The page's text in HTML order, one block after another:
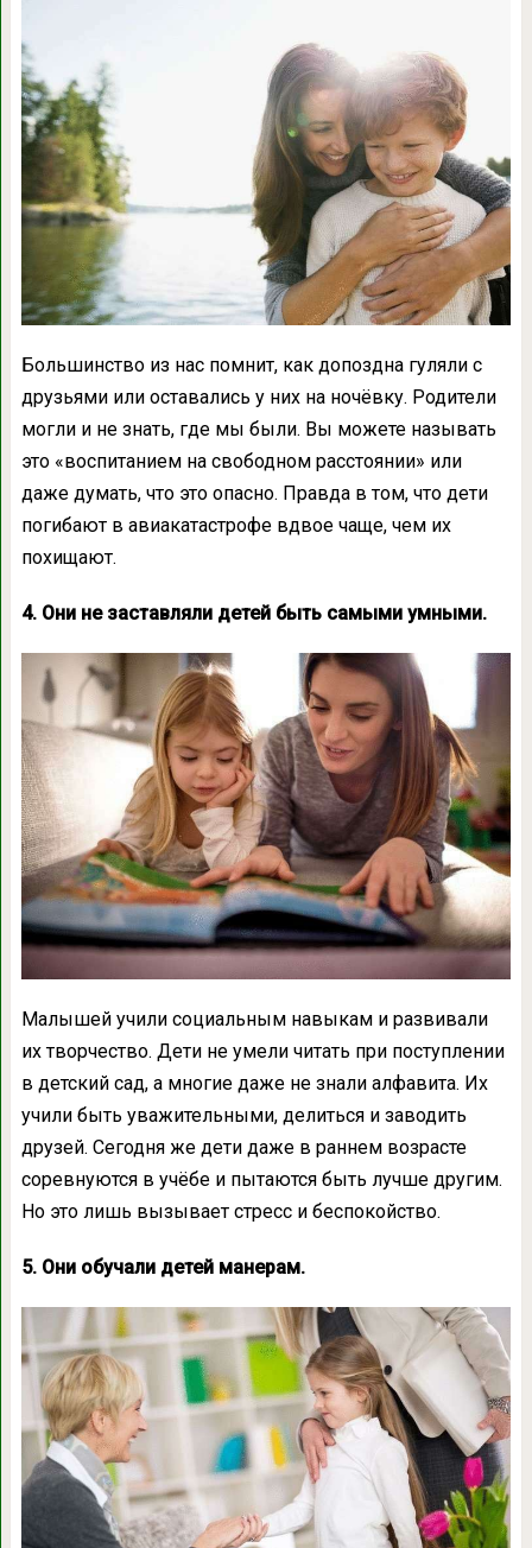
Большинство из нас помнит, как допоздна гуляли с
друзьями или оставались у них на ночёвку. Родители
могли и не знать, где мы были. Вы можете называть
это «воспитанием на свободном расстоянии» или
даже думать, что это опасно. Правда в том, что дети
погибают в авиакатастрофе вдвое чаще, чем их
похищают.
4. Они не заставляли детей быть самыми умными.
Малышей учили социальным навыкам и развивали
их творчество. Дети не умели читать при поступлении
в детский сад, а многие даже не знали алфавита. Их
учили быть уважительными, делиться и заводить
друзей. Сегодня же дети даже в раннем возрасте
соревнуются в учёбе и пытаются быть лучше другим.
Но это лишь вызывает стресс и беспокойство.
5. Они обучали детей манерам.